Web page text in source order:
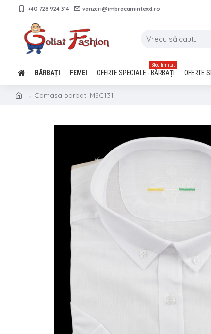
+40 728 924 314 vanzari@imbracamintexxl.ro
BĂRBAȚI FEMEI OFERTE SPECIALE - BĂRBAȚI
Stoc limitat
OFERTE
Camasa barbati MSC131